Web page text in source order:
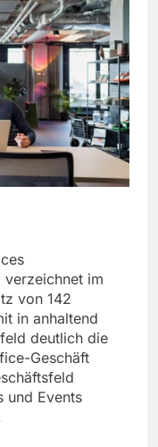
im
von 142
in anhaltend
deutlich die
Geschäft
und Events